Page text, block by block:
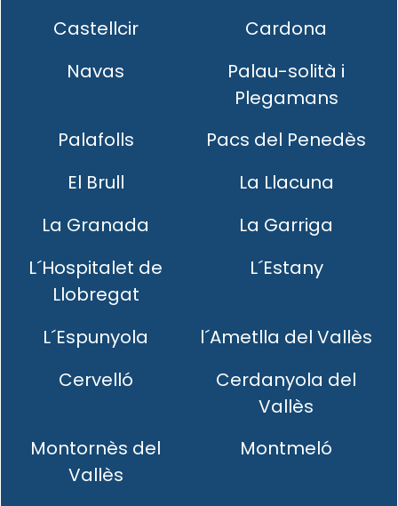
Castellcir
Cardona
Navas
Palau-solità i
Plegamans
Palafolls
Pacs del Penedès
El Brull
La Llacuna
La Granada
La Garriga
L´Hospitalet de
Llobregat
L´Estany
L´Espunyola
l´Ametlla del Vallès
Cervelló
Cerdanyola del
Vallès
Montornès del
Vallès
Montmeló